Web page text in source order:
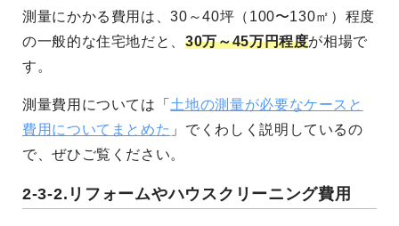
測量にかかる費用は、30～40坪（100〜130㎡）程度
の一般的な住宅地だと、30万～45万円程度が相場で
す。
測量費用については「 土地の測量が必要なケースと
費用についてまとめた 」でくわしく説明しているの
で、ぜひご覧ください。
2-3-2.リフォームやハウスクリーニング費用